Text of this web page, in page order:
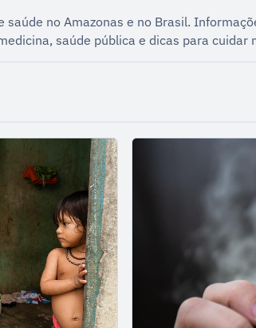
no Amazonas e no Brasil.
saúde pública e dicas para cuidar